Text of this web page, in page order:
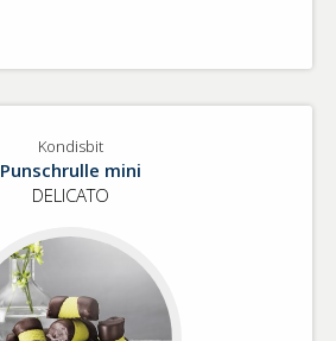
Kondisbit
Punschrulle mini
DELICATO